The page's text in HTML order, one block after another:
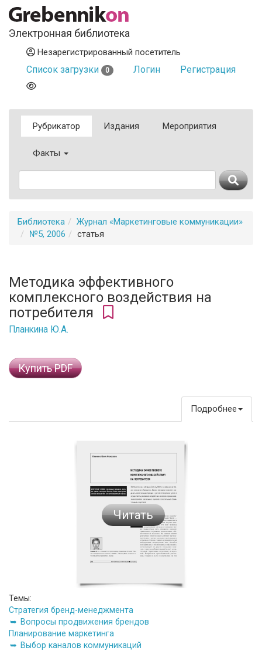
Электронная библиотека
Незарегистрированный посетитель
Список загрузки 0 Логин Регистрация
Рубрикатор Издания Мероприятия
Факты
Библиотека
Журнал «Маркетинговые коммуникации»
№5, 2006
статья
Методика эффективного
комплексного воздействия на
потребителя
Планкина Ю.А.
Купить PDF
Подробнее
Читать
Темы:
Стратегия бренд-менеджмента
Вопросы продвижения брендов
Планирование маркетинга
Выбор каналов коммуникаций